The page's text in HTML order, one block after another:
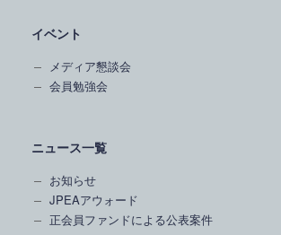
イベント
メディア懇談会
会員勉強会
ニュース一覧
お知らせ
JPEAアウォード
正会員ファンドによる公表案件